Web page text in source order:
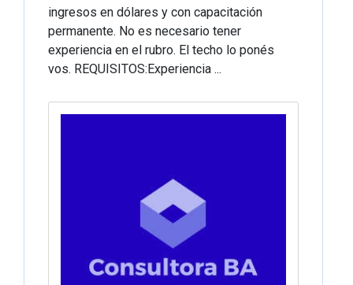
ingresos en dólares y con capacitación
permanente. No es necesario tener
experiencia en el rubro. El techo lo ponés
vos. REQUISITOS:Experiencia ...